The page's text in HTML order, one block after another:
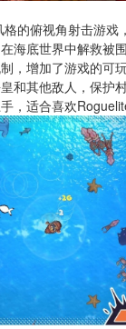
格的俯视角射击游戏
海底世界中解救被
，增加了游戏的可
和其他敌人，保护
，适合喜欢